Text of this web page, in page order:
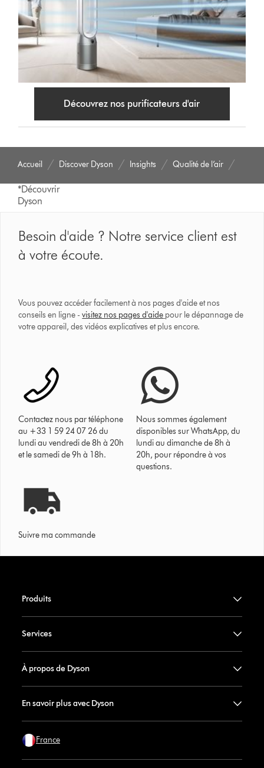
Découvrez nos purificateurs d'air
Accueil Discover Dyson Insights Qualité de l’air
*Découvrir
Dyson
Besoin d'aide ? Notre service client est
à votre écoute.
Vous pouvez accéder facilement à nos pages d'aide et nos
conseils en ligne -visitez nos pages d'aide pour le dépannage de
votre appareil, des vidéos explicatives et plus encore.
Contactez nous par téléphone
au +33 1 59 24 07 26 du
lundi au vendredi de 8h à 20h
et le samedi de 9h à 18h.
Nous sommes également
disponibles sur WhatsApp, du
lundi au dimanche de 8h à
20h, pour répondre à vos
questions.
Suivre ma commande
Produits
Services
À propos de Dyson
En savoir plus avec Dyson
France